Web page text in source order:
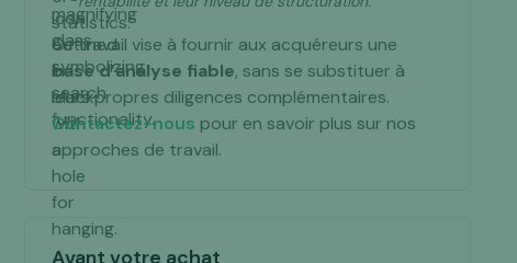
Ce travail vise à fournir aux acquéreurs une
base d’analyse fiable, sans se substituer à
leurs propres diligences complémentaires.
Contactez-nous pour en savoir plus sur nos
approches de travail.
Avant votre achat